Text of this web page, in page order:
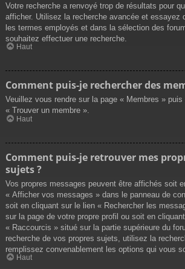
Votre recherche a renvoyé trop de résultats pour
afficher. Utilisez la recherche avancée et essayez
les termes employés et dans la sélection des
souhaitez effectuer une recherche.
Haut
Comment puis-je rechercher des
Veuillez vous rendre sur la page « Membres »
« Trouver un membre ».
Haut
Comment puis-je retrouver mes
sujets ?
Vos propres messages peuvent être affichés soit
« Afficher vos messages » dans le panneau de
soit en cliquant sur le lien « Rechercher les
sur la page de votre propre profil ou soit en
« Raccourcis » situé sur la partie supérieure du
recherche de vos propres sujets, utilisez la
remplissez convenablement les options qui vous
Haut